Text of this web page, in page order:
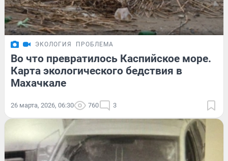
ЭКОЛОГИЯ ПРОБЛЕМА
Во что превратилось Каспийское море.
Карта экологического бедствия в
Махачкале
26 марта, 2026, 06:30 760 3